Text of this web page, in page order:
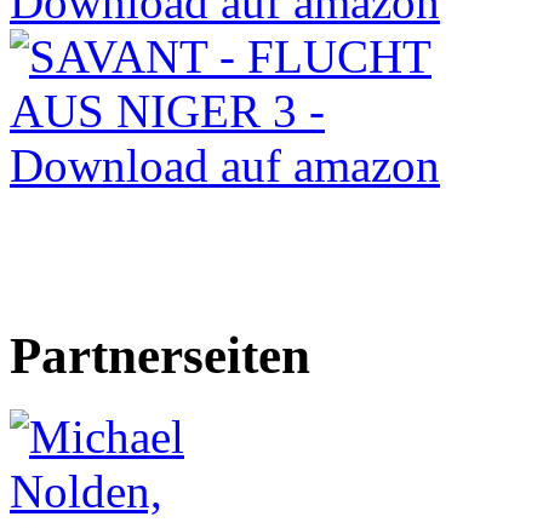
Partnerseiten